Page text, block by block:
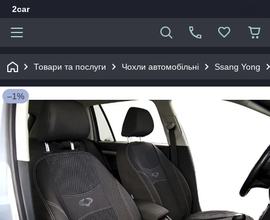
2car
Товари та послуги Чохли автомобільні Ssang Yong
–1%